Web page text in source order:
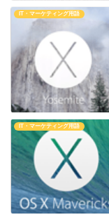
IT・マーケティング用語
IT・マーケティング用語